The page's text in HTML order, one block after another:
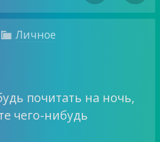
 Личное
почитать на ночь,
чего-нибудь